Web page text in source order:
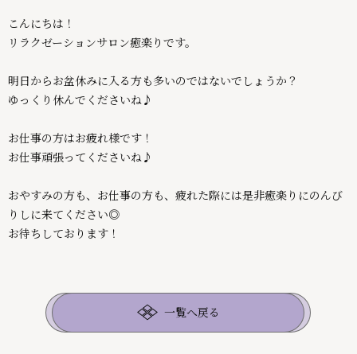
こんにちは！
リラクゼーションサロン癒楽りです。
明日からお盆休みに入る方も多いのではないでしょうか？
ゆっくり休んでくださいね♪
お仕事の方はお疲れ様です！
お仕事頑張ってくださいね♪
おやすみの方も、お仕事の方も、疲れた際には是非癒楽りにのんび
りしに来てください◎
お待ちしております！
一覧へ戻る